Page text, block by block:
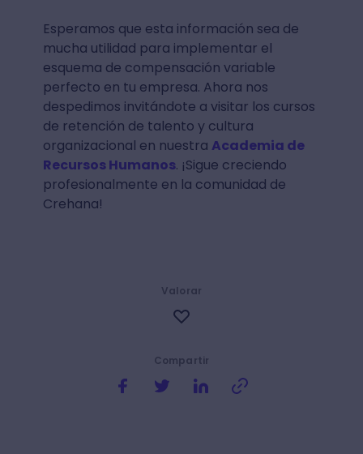
Esperamos que esta información sea de
mucha utilidad para implementar el
esquema de compensación variable
perfecto en tu empresa. Ahora nos
despedimos invitándote a visitar los cursos
de retención de talento y cultura
organizacional en nuestra Academia de
Recursos Humanos. ¡Sigue creciendo
profesionalmente en la comunidad de
Crehana!
Compartir
Valorar